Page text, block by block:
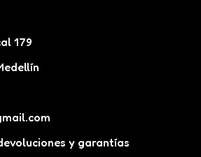
179
y garantías